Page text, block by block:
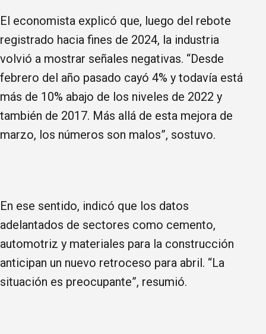
El economista explicó que, luego del rebote
registrado hacia fines de 2024, la industria
volvió a mostrar señales negativas. “Desde
febrero del año pasado cayó 4% y todavía está
más de 10% abajo de los niveles de 2022 y
también de 2017. Más allá de esta mejora de
marzo, los números son malos”, sostuvo.
En ese sentido, indicó que los datos
adelantados de sectores como cemento,
automotriz y materiales para la construcción
anticipan un nuevo retroceso para abril. “La
situación es preocupante”, resumió.